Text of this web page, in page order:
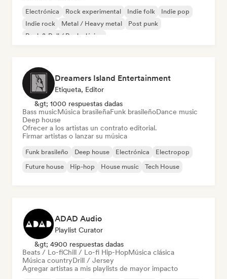
Electrónica Rock experimental Indie folk
Indie pop
Indie rock
Metal / Heavy metal
Post punk
Rock & Roll / Rock clásico
Dreamers Island Entertainment
Etiqueta, Editor
&gt; 1000 respuestas dadas
Bass musicMúsica brasileñaFunk brasileñoDance music
Deep house
Ofrecer a los artistas un contrato editorial.
Firmar artistas o lanzar su música
Funk brasileño Deep house Electrónica
Electropop
Future house
Hip-hop House music Tech House
ADAD Audio
Playlist Curator
&gt; 4900 respuestas dadas
Beats / Lo-fiChill / Lo-fi Hip-HopMúsica clásica
Música countryDrill / Jersey
Agregar artistas a mis playlists de mayor impacto